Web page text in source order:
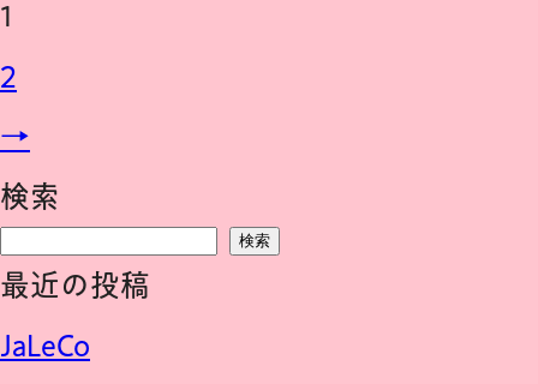
1
2
→
検索
検索
最近の投稿
JaLeCo